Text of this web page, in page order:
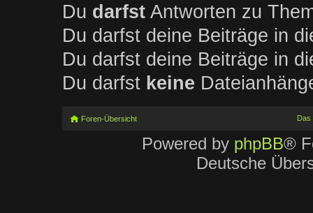
Du darfstAntworten zu
Du darfst deine Beiträge in
Du darfst deine Beiträge in
Du darfst keine
Foren-Übersicht Das
Powered by phpBB®
Deutsche